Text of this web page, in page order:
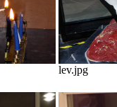
lev.jpg